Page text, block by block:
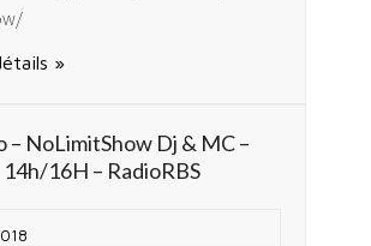
»
– NoLimitShow Dj & MC –
14h/16H – RadioRBS